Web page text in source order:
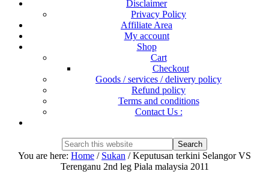
Disclaimer
Privacy Policy
Affiliate Area
My account
Shop
Cart
Checkout
Goods / services / delivery policy
Refund policy
Terms and conditions
Contact Us :
Search
this
website
Hide
Search
You are here: Home / Sukan /Keputusan terkini Selangor VS
Terenganu 2nd leg Piala malaysia 2011